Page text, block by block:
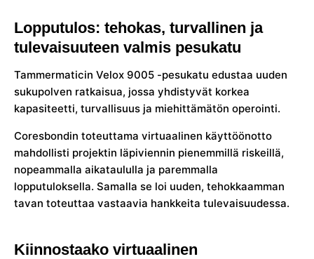
Lopputulos: tehokas, turvallinen ja
tulevaisuuteen valmis pesukatu
Tammermaticin Velox 9005 -pesukatu edustaa uuden
sukupolven ratkaisua, jossa yhdistyvät korkea
kapasiteetti, turvallisuus ja miehittämätön operointi.
Coresbondin toteuttama virtuaalinen käyttöönotto
mahdollisti projektin läpiviennin pienemmillä riskeillä,
nopeammalla aikataululla ja paremmalla
lopputuloksella. Samalla se loi uuden, tehokkaamman
tavan toteuttaa vastaavia hankkeita tulevaisuudessa.
Kiinnostaako virtuaalinen